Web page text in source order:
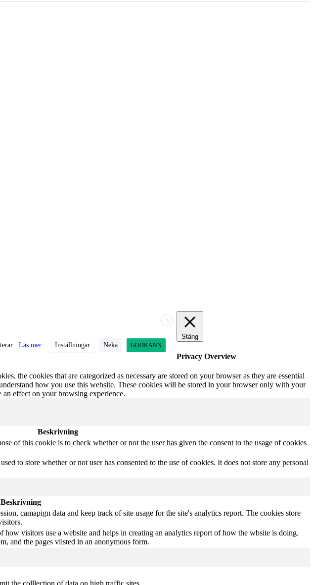
X
Läs mer Inställningar Neka GODKÄNN
Stäng
Privacy Overview
the cookies that are categorized as necessary are stored on your browser as they are essential
how you use this website. These cookies will be stored in your browser only with your
effect on your browsing experience.
Beskrivning
of this cookie is to check whether or not the user has given the consent to the usage of cookies
to store whether or not user has consented to the use of cookies. It does not store any personal
Beskrivning
camapign data and keep track of site usage for the site's analytics report. The cookies store
visitors use a website and helps in creating an analytics report of how the wbsite is doing.
and the pages viisted in an anonymous form.